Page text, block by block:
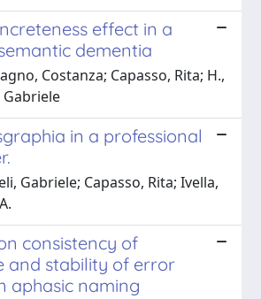
effect in a
dementia
Costanza; Capasso, Rita; H.,
in a professional
Gabriele; Capasso, Rita; Ivella,
consistency of
and stability of error
aphasic naming